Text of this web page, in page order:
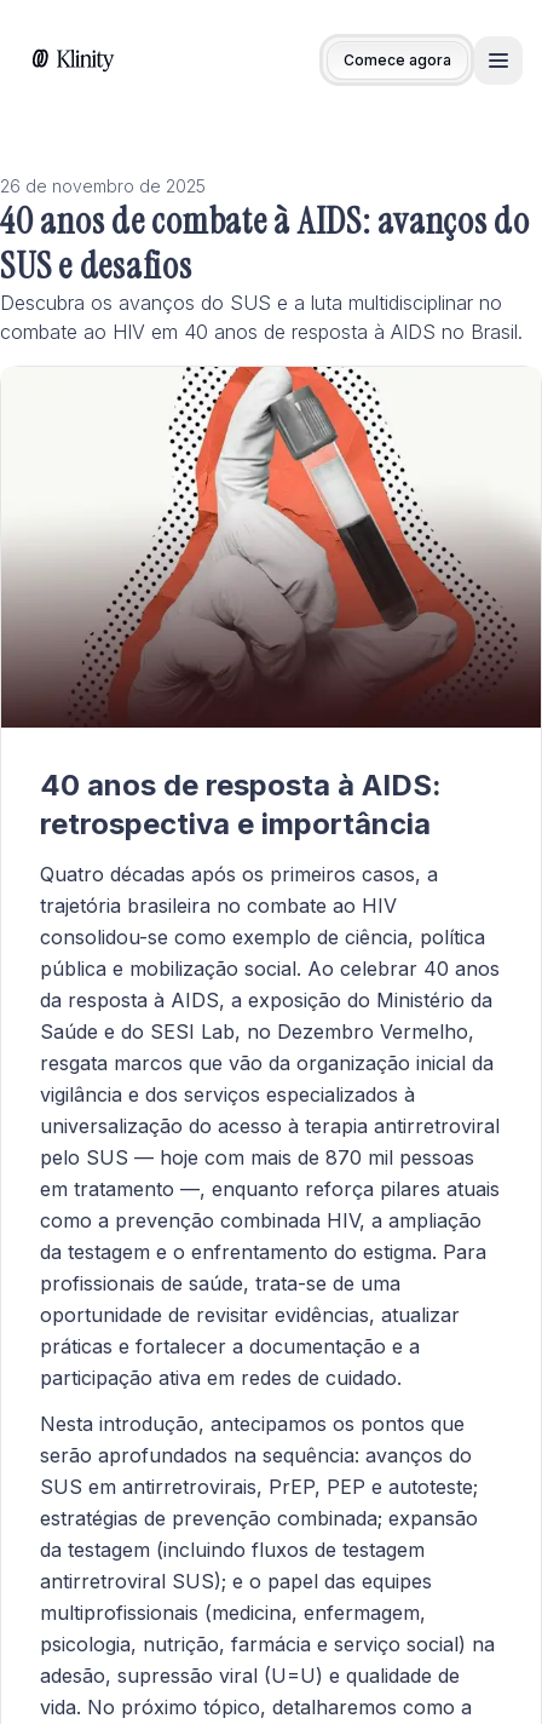
Comece agora
26 de novembro de 2025
40 anos de combate à AIDS: avanços do
SUS e desafios
Descubra os avanços do SUS e a luta multidisciplinar no
combate ao HIV em 40 anos de resposta à AIDS no Brasil.
40 anos de resposta à AIDS:
retrospectiva e importância
Quatro décadas após os primeiros casos, a
trajetória brasileira no combate ao HIV
consolidou-se como exemplo de ciência, política
pública e mobilização social. Ao celebrar 40 anos
da resposta à AIDS, a exposição do Ministério da
Saúde e do SESI Lab, no Dezembro Vermelho,
resgata marcos que vão da organização inicial da
vigilância e dos serviços especializados à
universalização do acesso à terapia antirretroviral
pelo SUS — hoje com mais de 870 mil pessoas
em tratamento —, enquanto reforça pilares atuais
como a prevenção combinada HIV, a ampliação
da testagem e o enfrentamento do estigma. Para
profissionais de saúde, trata-se de uma
oportunidade de revisitar evidências, atualizar
práticas e fortalecer a documentação e a
participação ativa em redes de cuidado.
Nesta introdução, antecipamos os pontos que
serão aprofundados na sequência: avanços do
SUS em antirretrovirais, PrEP, PEP e autoteste;
estratégias de prevenção combinada; expansão
da testagem (incluindo fluxos de testagem
antirretroviral SUS); e o papel das equipes
multiprofissionais (medicina, enfermagem,
psicologia, nutrição, farmácia e serviço social) na
adesão, supressão viral (U=U) e qualidade de
vida. No próximo tópico, detalharemos como a